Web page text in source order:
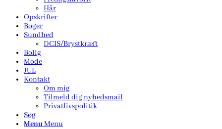
Hår
Opskrifter
Bøger
Sundhed
DCIS/Brystkræft
Bolig
Mode
JUL
Kontakt
Om mig
Tilmeld dig nyhedsmail
Privatlivspolitik
Søg
MenuMenu